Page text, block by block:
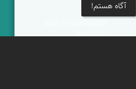
خبرنامه
بوم‌گردی‌ها
آگاه هستم!